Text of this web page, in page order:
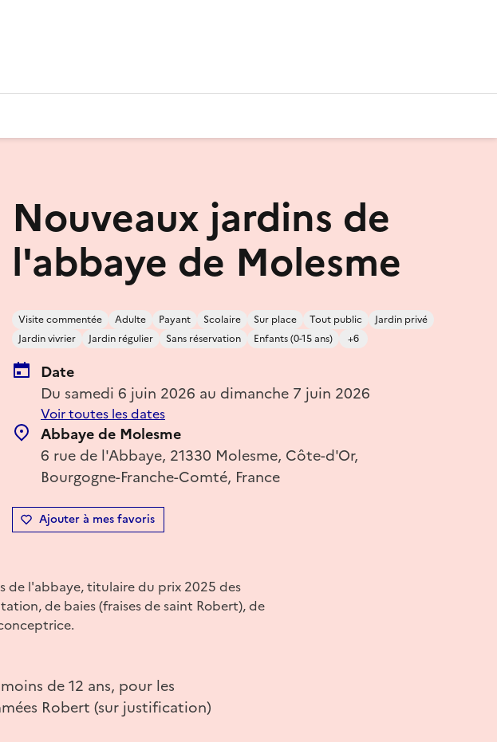
Nouveaux jardins de
l'abbaye de Molesme
Visite commentée Adulte Payant Scolaire Sur place Tout public
Jardin privé
Jardin vivrier
Jardin régulier Sans réservation Enfants (0-15 ans) +6
Date
Du samedi 6 juin 2026 au dimanche 7 juin 2026
Voir toutes les dates
Abbaye de Molesme
6 rue de l'Abbaye, 21330 Molesme, Côte-d'Or,
Bourgogne-Franche-Comté, France
Ajouter à mes favoris
de l'abbaye, titulaire du prix 2025 des
de baies (fraises de saint Robert), de
de 12 ans, pour les
Robert (sur justification)